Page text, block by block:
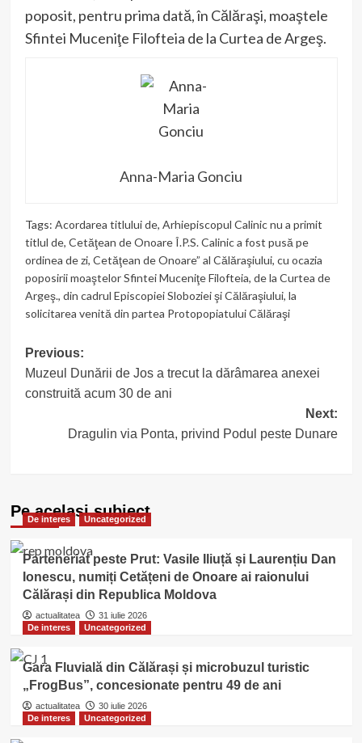
poposit, pentru prima dată, în Călăraşi, moaştele
Sfintei Muceniţe Filofteia de la Curtea de Argeş.
Anna-Maria Gonciu
Tags: Acordarea titlului de, Arhiepiscopul Calinic nu a primit
titlul de, Cetăţean de Onoare Î.P.S. Calinic a fost pusă pe
ordinea de zi, Cetăţean de Onoare” al Călăraşiului, cu ocazia
poposirii moaştelor Sfintei Muceniţe Filofteia, de la Curtea de
Argeş., din cadrul Episcopiei Sloboziei şi Călăraşiului, la
solicitarea venită din partea Protopopiatului Călăraşi
Post
navigation
Previous:
Muzeul Dunării de Jos a trecut la dărâmarea anexei
construită acum 30 de ani
Next:
Dragulin via Ponta, privind Podul peste Dunare
Pe acelasi subiect
De interes Uncategorized
Parteneriat peste Prut: Vasile Iliuță și Laurențiu Dan
Ionescu, numiți Cetățeni de Onoare ai raionului
Călărași din Republica Moldova
actualitatea
31 iulie 2026
De interes
Uncategorized
Gara Fluvială din Călărași și microbuzul turistic
„FrogBus”, concesionate pentru 49 de ani
actualitatea
30 iulie 2026
De interes
Uncategorized